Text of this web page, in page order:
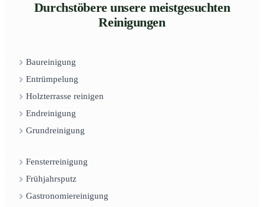
Durchstöbere unsere meistgesuchten
Reinigungen
Baureinigung
Entrümpelung
Holzterrasse reinigen
Endreinigung
Grundreinigung
Fensterreinigung
Frühjahrsputz
Gastronomiereinigung